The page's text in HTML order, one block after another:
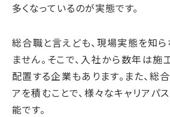
多くなっているのが実態です。
総合職と言えども、現場実態を知
ません。そこで、入社から数年は
配置する企業もあります。また、総
アを積むことで、様々なキャリアパ
能です。